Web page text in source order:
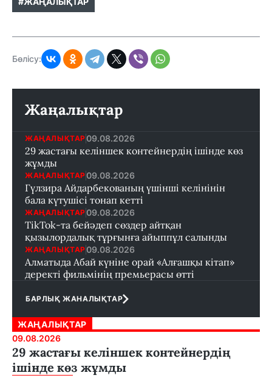
Бөлісу:
Жаңалықтар
ЖАҢАЛЫҚТАР 09.08.2026
29 жастағы келіншек контейнердің ішінде көз
жұмды
ЖАҢАЛЫҚТАР 09.08.2026
Гүлзира Айдарбекованың үшінші келінінін
бала күтушісі тонап кетті
ЖАҢАЛЫҚТАР 09.08.2026
TikTok-та бейәдеп сөздер айтқан
қызылордалық тұрғынға айыппұл салынды
ЖАҢАЛЫҚТАР 09.08.2026
Алматыда Абай күніне орай «Алғашқы кітап»
деректі фильмінің премьерасы өтті
БАРЛЫҚ ЖАНАЛЫҚТАР
ЖАҢАЛЫҚТАР
09.08.2026
29 жастағы келіншек контейнердің
ішінде көз жұмды